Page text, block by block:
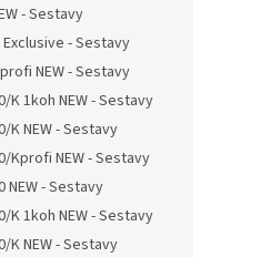
- Sestavy
Exclusive - Sestavy
NEW - Sestavy
K 1koh NEW - Sestavy
K NEW - Sestavy
Kprofi NEW - Sestavy
NEW - Sestavy
K 1koh NEW - Sestavy
K NEW - Sestavy